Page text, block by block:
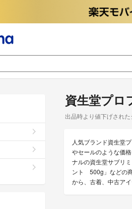
資生堂プロ
出品時より値下げされ
人気ブランド資生堂
やセールのような価
ナルの資生堂サブリ
ント 500g」などの
から、古着、中古ア